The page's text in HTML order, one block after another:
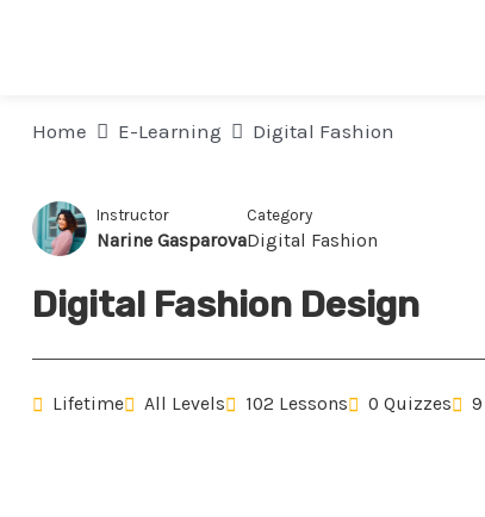
Home E-Learning Digital Fashion
Instructor
Narine Gasparova
Category
Digital Fashion
Digital Fashion Design
Lifetime All Levels 102 Lessons 0 Quizzes